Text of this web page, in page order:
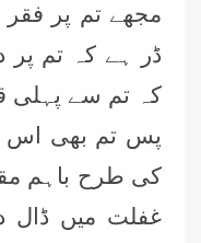
مجھے تم پر
ڈر ہے کہ تم پر
کہ تم سے پہلی
پس تم بھی اس
کی طرح باہم
غفلت میں